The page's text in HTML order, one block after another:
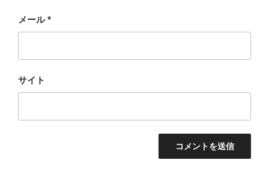
メール*
サイト